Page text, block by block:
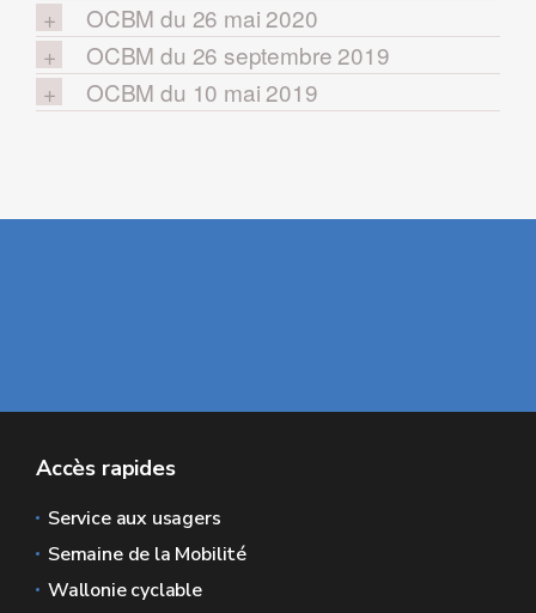
OCBM du 26 mai 2020
OCBM du 26 septembre 2019
OCBM du 10 mai 2019
Accès rapides
Service aux usagers
Semaine de la Mobilité
Wallonie cyclable